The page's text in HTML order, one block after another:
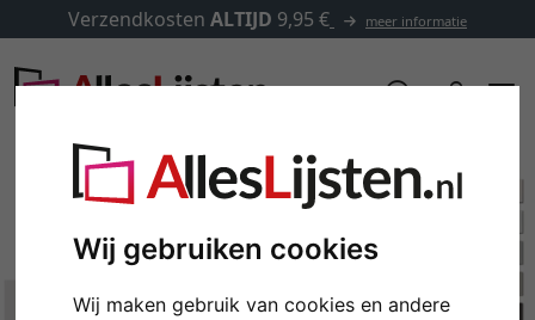
Wij gebruiken cookies
Wij maken gebruik van cookies en andere
Verzendkosten ALTIJD 9,95 € meer informatie